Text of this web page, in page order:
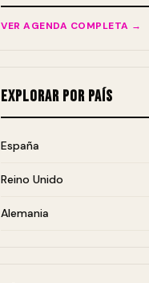
VER AGENDA COMPLETA →
Explorar por País
España
Reino Unido
Alemania